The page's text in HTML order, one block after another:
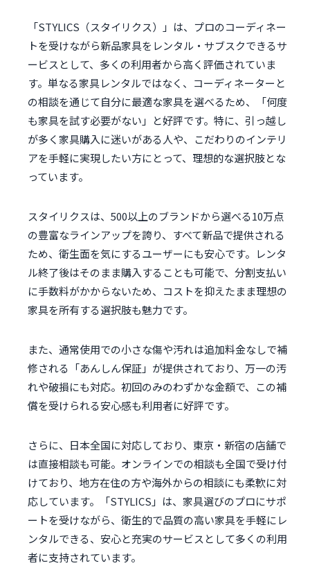
「STYLICS（スタイリクス）」は、プロのコーディネー
トを受けながら新品家具をレンタル・サブスクできるサ
ービスとして、多くの利用者から高く評価されていま
す。単なる家具レンタルではなく、コーディネーターと
の相談を通じて自分に最適な家具を選べるため、「何度
も家具を試す必要がない」と好評です。特に、引っ越し
が多く家具購入に迷いがある人や、こだわりのインテリ
アを手軽に実現したい方にとって、理想的な選択肢とな
っています。
スタイリクスは、500以上のブランドから選べる10万点
の豊富なラインアップを誇り、すべて新品で提供される
ため、衛生面を気にするユーザーにも安心です。レンタ
ル終了後はそのまま購入することも可能で、分割支払い
に手数料がかからないため、コストを抑えたまま理想の
家具を所有する選択肢も魅力です。
また、通常使用での小さな傷や汚れは追加料金なしで補
修される「あんしん保証」が提供されており、万一の汚
れや破損にも対応。初回のみのわずかな金額で、この補
償を受けられる安心感も利用者に好評です。
さらに、日本全国に対応しており、東京・新宿の店舗で
は直接相談も可能。オンラインでの相談も全国で受け付
けており、地方在住の方や海外からの相談にも柔軟に対
応しています。「STYLICS」は、家具選びのプロにサポ
ートを受けながら、衛生的で品質の高い家具を手軽にレ
ンタルできる、安心と充実のサービスとして多くの利用
者に支持されています。